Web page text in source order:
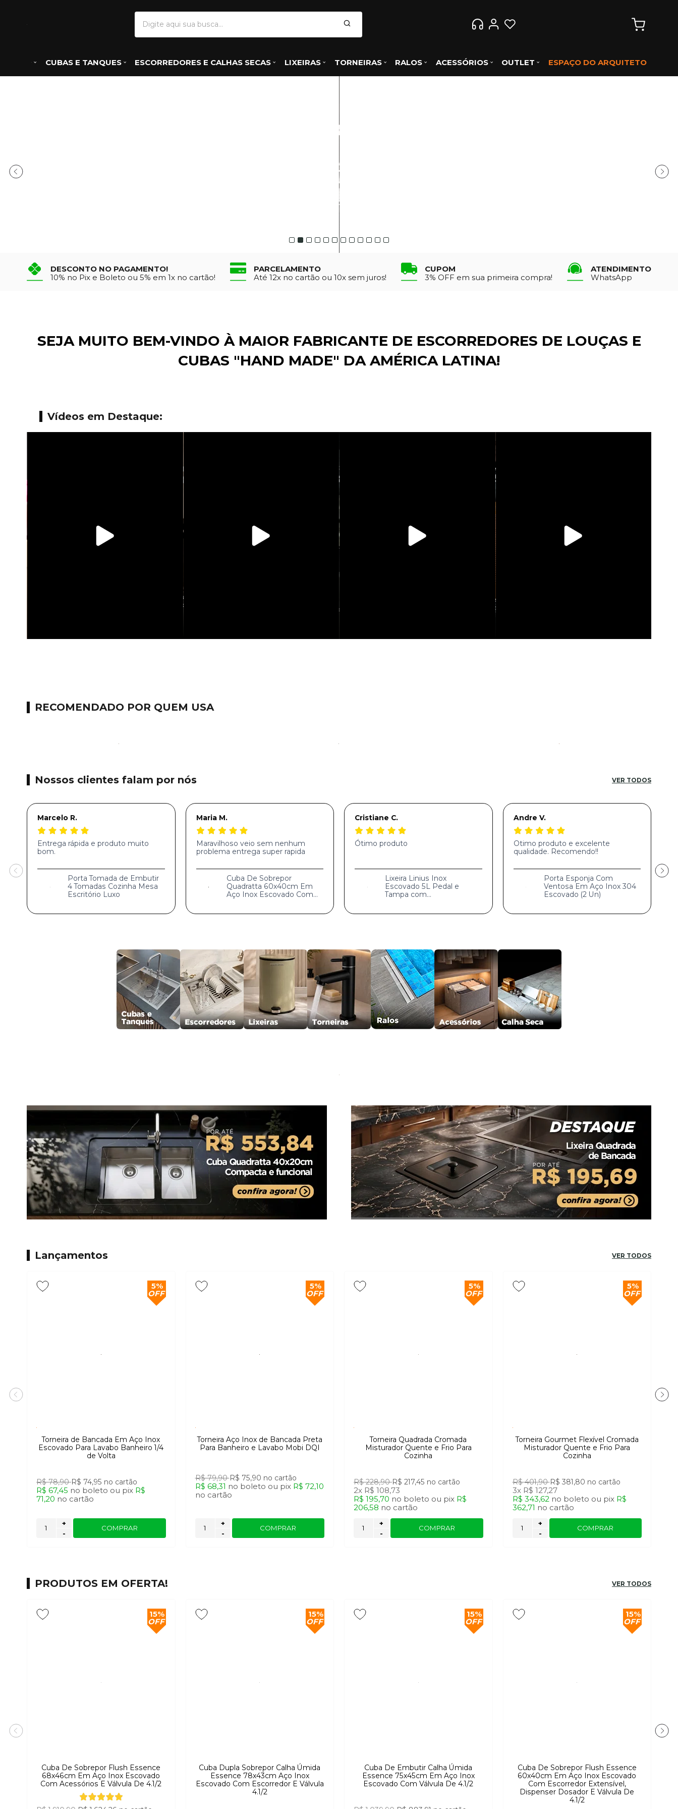
CUBAS E TANQUES ESCORREDORES E CALHAS SECAS LIXEIRAS TORNEIRAS RALOS ACESSÓRIOS OUTLET ESPAÇO DO ARQUITETO
DESCONTO NO PAGAMENTO!
10% no Pix e Boleto ou 5% em 1x no cartão!
PARCELAMENTO
Até 12x no cartão ou 10x sem juros!
CUPOM
3% OFF em sua primeira compra!
ATENDIMENTO
WhatsApp
SEJA MUITO BEM-VINDO À MAIOR FABRICANTE DE ESCORREDORES DE LOUÇAS E
CUBAS "HAND MADE" DA AMÉRICA LATINA!
Vídeos em Destaque:
RECOMENDADO POR QUEM USA
Nossos clientes falam por nós VER TODOS
Marcelo R.
Entrega rápida e produto muito
bom.
Porta Tomada de Embutir
4 Tomadas Cozinha Mesa
Escritório Luxo
Maria M.
Maravilhoso veio sem nenhum
problema entrega super rapida
Cuba De Sobrepor
Quadratta 60x40cm Em
Aço Inox Escovado Com
Cristiane C.
Ótimo produto
Lixeira Linius Inox
Escovado 5L Pedal e
Tampa com
Andre V.
Otimo produto e excelente
qualidade. Recomendo!!
Porta Esponja Com
Ventosa Em Aço Inox 304
Escovado (2 Un)
Lançamentos VER TODOS
5%
OFF
Torneira de Bancada Em Aço Inox
Escovado Para Lavabo Banheiro 1/4
de Volta
R$ 78,90R$ 74,95 no cartão
R$ 67,45 no boleto ou pix R$
71,20 no cartão
-
+
COMPRAR
5%
OFF
Torneira Aço Inox de Bancada Preta
Para Banheiro e Lavabo Mobi DQI
R$ 79,90R$ 75,90 no cartão
R$ 68,31 no boleto ou pix R$ 72,10
no cartão
-
+
COMPRAR
5%
OFF
Torneira Quadrada Cromada
Misturador Quente e Frio Para
Cozinha
R$ 228,90R$ 217,45 no cartão
2x R$ 108,73
R$ 195,70 no boleto ou pix R$
206,58 no cartão
-
+
COMPRAR
5%
OFF
Torneira Gourmet Flexível Cromada
Misturador Quente e Frio Para
Cozinha
R$ 401,90R$ 381,80 no cartão
3x R$ 127,27
R$ 343,62 no boleto ou pix R$
362,71 no cartão
-
+
COMPRAR
PRODUTOS EM OFERTA! VER TODOS
15%
OFF
Cuba De Sobrepor Flush Essence
68x46cm Em Aço Inox Escovado
Com Acessórios E Válvula De 4.1/2
15%
OFF
Cuba Dupla Sobrepor Calha Úmida
Essence 78x43cm Aço Inox
Escovado Com Escorredor E Válvula
4.1/2
15%
OFF
Cuba De Embutir Calha Úmida
Essence 75x45cm Em Aço Inox
Escovado Com Válvula De 4.1/2
15%
OFF
Cuba De Sobrepor Flush Essence
60x40cm Em Aço Inox Escovado
Com Escorredor Extensível,
Dispenser Dosador E Válvula De
4.1/2